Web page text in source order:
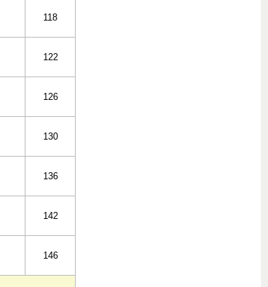
118
122
126
130
136
142
146